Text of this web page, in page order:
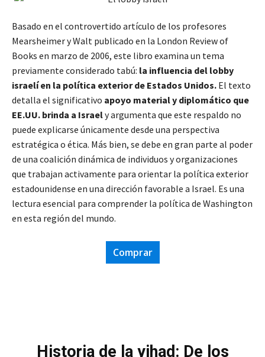
Basado en el controvertido artículo de los profesores
Mearsheimer y Walt publicado en la London Review of
Books en marzo de 2006, este libro examina un tema
previamente considerado tabú: la influencia del lobby
israelí en la política exterior de Estados Unidos. El texto
detalla el significativo apoyo material y diplomático que
EE.UU. brinda a Israely argumenta que este respaldo no
puede explicarse únicamente desde una perspectiva
estratégica o ética. Más bien, se debe en gran parte al poder
de una coalición dinámica de individuos y organizaciones
que trabajan activamente para orientar la política exterior
estadounidense en una dirección favorable a Israel. Es una
lectura esencial para comprender la política de Washington
en esta región del mundo.
Comprar
Historia de la yihad: De los